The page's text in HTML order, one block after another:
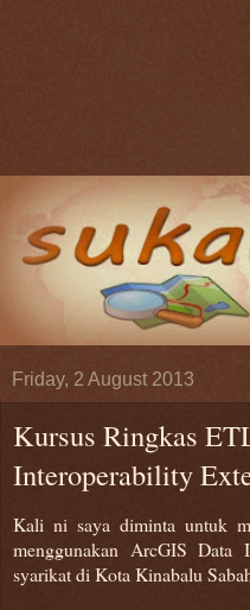
Friday, 2 August 2013
Kursus Ringkas
Interoperability
Kali ni saya diminta untuk
menggunakan ArcGIS Data
syarikat di Kota Kinabalu